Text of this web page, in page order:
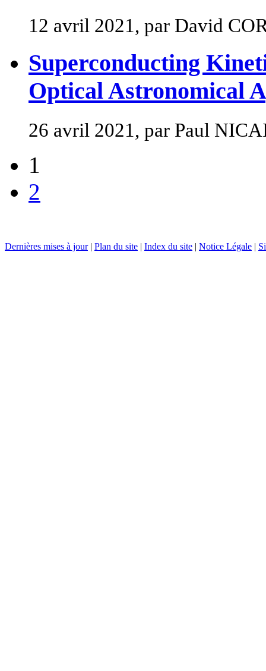
12 avril 2021, par David
Superconducting
Optical Astronomical
26 avril 2021, par Paul
1
2
Dernières mises à jour| Plan du site | Index du site | Notice Légale |